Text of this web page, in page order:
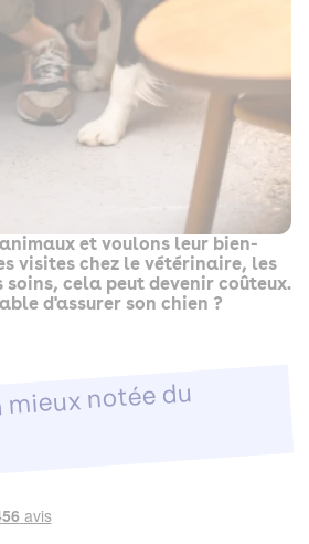
et voulons leur bien-
visites chez le vétérinaire, les
cela peut devenir coûteux.
d'assurer son chien ?
mieux notée du